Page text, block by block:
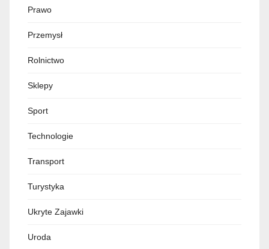
Prawo
Przemysł
Rolnictwo
Sklepy
Sport
Technologie
Transport
Turystyka
Ukryte Zajawki
Uroda